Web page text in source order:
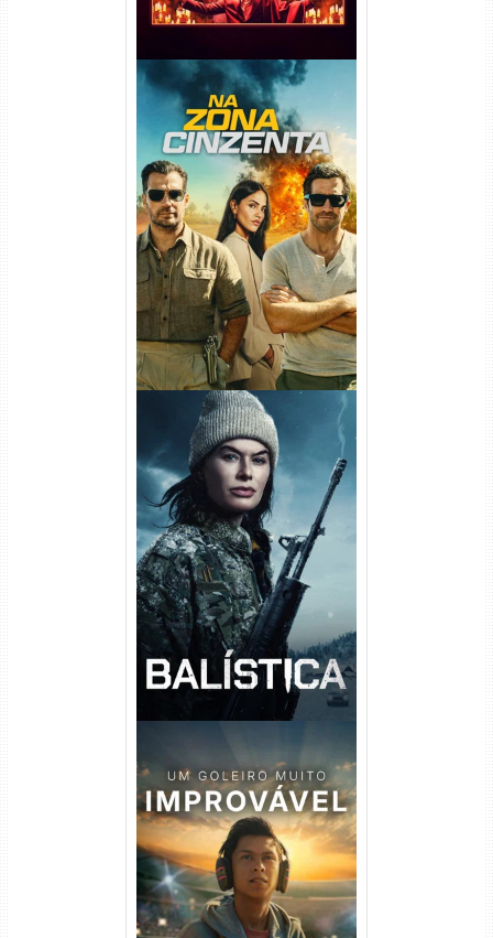
Na Zona Cinzenta Torrent
(2026) WEB-DL 1080p/4K
Dual Áudio
Balística Torrent (2025) WEB-
DL 1080p Dual Áudio
Um Goleiro Muito Improvável
Torrent (2026) WEB-DL 1080p
Dual Áudio